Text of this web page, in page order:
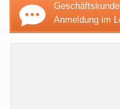
Anmeldung im